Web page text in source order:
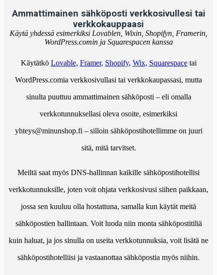
Ammattimainen sähköposti verkkosivullesi tai
verkkokauppaasi
Käytä yhdessä esimerkiksi Lovablen, Wixin, Shopifyn, Framerin,
WordPress.comin ja Squarespacen kanssa
Käytätkö Lovable, Framer, Shopify, Wix, Squarespacetai
WordPress.comia verkkosivullasi tai verkkokaupassasi, mutta
sinulta puuttuu ammattimainen sähköposti – eli omalla
verkkotunnuksellasi oleva osoite, esimerkiksi
yhteys@minunshop.fi – silloin sähköpostihotellimme on juuri
sitä, mitä tarvitset.
Meiltä saat myös DNS-hallinnan kaikille sähköpostihotellisi
verkkotunnuksille, joten voit ohjata verkkosivusi siihen paikkaan,
jossa sen kuuluu olla hostattuna, samalla kun käytät meitä
sähköpostien hallintaan. Voit luoda niin monta sähköpostitiliä
kuin haluat, ja jos sinulla on useita verkkotunnuksia, voit lisätä ne
sähköpostihotelliisi ja vastaanottaa sähköpostia myös niihin.